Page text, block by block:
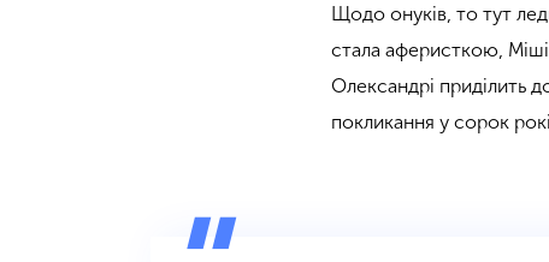
Щодо онуків, то тут
стала аферисткою,
Олександрі приділить
покликання у сорок